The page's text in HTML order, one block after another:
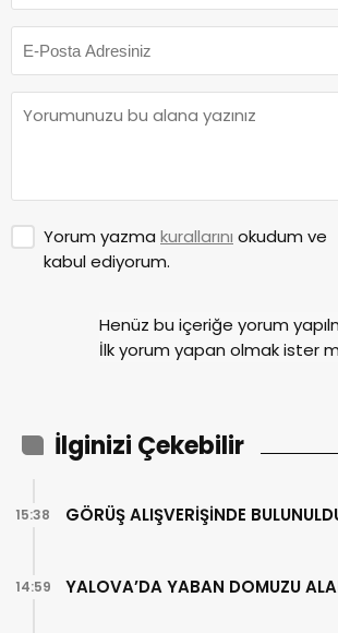
Yorum yazma kurallarını okudum ve
kabul ediyorum.
Henüz bu içeriğe yorum
İlk yorum yapan olmak ister
İlginizi Çekebilir
GÖRÜŞ ALIŞVERİŞİNDE
15:38
YALOVA’DA YABAN DOMUZU
14:59